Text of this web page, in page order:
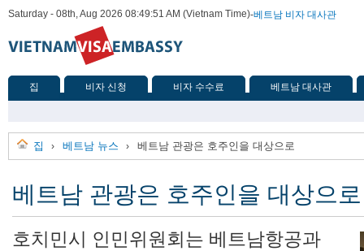
Saturday - 08th, Aug 2026 08:49:51 AM (Vietnam Time)-베트남 비자 대사관
집 비자 신청 비자 수수료 베트남 대사관
집 › 베트남 뉴스 › 베트남 관광은 호주인을 대상으로
베트남 관광은 호주인을 대상으로
호치민시 인민위원회는 베트남항공과